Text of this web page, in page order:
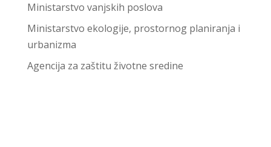
Ministarstvo vanjskih poslova
Ministarstvo ekologije, prostornog planiranja i
urbanizma
Agencija za zaštitu životne sredine